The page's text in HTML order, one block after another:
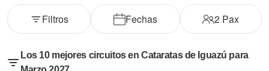
Fechas 2 Pax
Filtros
Los 10 mejores circuitos en Cataratas de Iguazú para